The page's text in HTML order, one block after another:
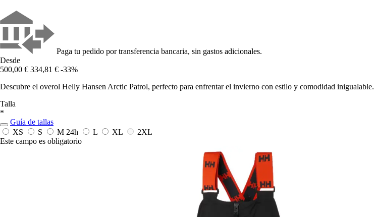
Paga tu pedido por transferencia bancaria, sin gastos adicionales.
Desde
500,00 € 334,81 € -33%
Descubre el overol Helly Hansen Arctic Patrol, perfecto para enfrentar el invierno con estilo y comodidad inigualable.
Talla
*
Guía de tallas
XS
S M 24h L XL
2XL
Este campo es obligatorio